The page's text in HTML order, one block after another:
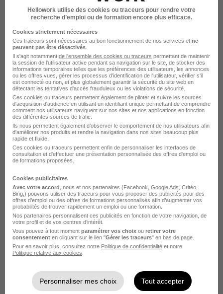
Technico-Commercial - Matériel
Boulangerie-Pâtisserie H/F
Metz - 57 CDI
35 000 - 42 000 € / an
Télétravail occasionnel
Voir l’offre
il y a 18 jours
Technico-Commercial - Matériel
Boulangerie-Pâtisserie H/F
Reims - 51 CDI
35 000 - 42 000 € / an
Voir l’offre
il y a 18 jours
sur 1
Spécialiste Gouvernance &
Conformité Si H/F
Hellowork utilise des cookies ou traceurs pour rendre votre
recherche d’emploi ou de formation encore plus efficace.
Cookies strictement nécessaires
Ces traceurs sont nécessaires au bon fonctionnement de nos services et ne
peuvent pas être désactivés
Il s'agit notamment de l'ensemble des cookies ou traceurs permettant de maintenir
la session de l'utilisateur active pendant sa navigation sur le site, de stocker des
informations temporaires telles que les préférences des utilisateurs, les annonces
ou les offres vues, gérer les processus d'identification de l'utilisateur, vérifier s'il
est connecté ou non, et plus globalement garantir la sécurité du site web en
détectant les tentatives d'accès frauduleux ou les violations de sécurité.
Ces cookies ou traceurs permettent également de piloter et suivre les sources
d'acquisition d'audience en utilisant un identifiant unique permettant de comprendre
comment nos utilisateurs naviguent sur nos sites et nos applications en fonction
des différentes sources de trafic.
Ils nous permettent également d’observer le comportement de nos utilisateurs afin
d'améliorer nos produits et rendre la navigation dans nos sites beaucoup plus
rapide et fluide.
Ces cookies ou traceurs permettent enfin de personnaliser les interfaces de
consultation et d'effectuer une présentation personnalisée des offres d'emploi ou
de formations proposées.
Cookies publicitaires
Avec votre accord , nous et nos partenaires (Facebook, Google Ads , Critéo,
Bing,) pouvons utiliser des traceurs pour vous proposer des publicités pour des
offres d’emploi ou des offres de formations personnalisés afin d’augmenter vos
probabilités de trouver rapidement un emploi ou une formation.
Nos partenaires personnalisent ces publicités en fonction de votre navigation, de
votre profil et de vos centres d’intérêt.
Vous pouvez à tout moment paramétrer vos choix ou retirer votre
consentement en cliquant sur le lien "Gérer les traceurs" en bas de page.
Pour en savoir plus, consultez notre Politique de confidentialité et notre
Politique relative aux cookies
Personnaliser mes choix Tout accepter